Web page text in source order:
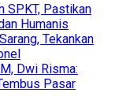
SPKT, Pastikan
Humanis
Tekankan
Dwi Risma:
Pasar